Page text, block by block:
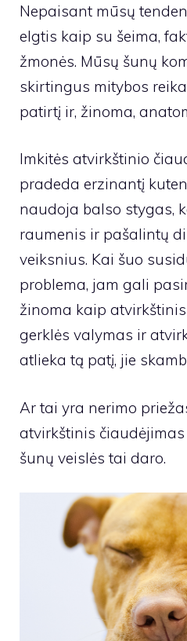
Nepaisant mūsų
elgtis kaip su šeima,
žmonės. Mūsų šunų
skirtingus mitybos
patirtį ir, žinoma,
Imkitės atvirkštinio
pradeda erzinantį
naudoja balso stygas,
raumenis ir pašalintų
veiksnius. Kai šuo
problema, jam gali
žinoma kaip
gerklės valymas ir
atlieka tą patį, jie
Ar tai yra nerimo
atvirkštinis
šunų veislės tai daro.